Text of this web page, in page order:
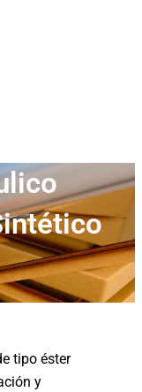
tipo éster
y